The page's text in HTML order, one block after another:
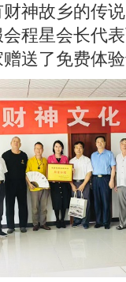
神故乡的传
会程星会长代
送了免费体验